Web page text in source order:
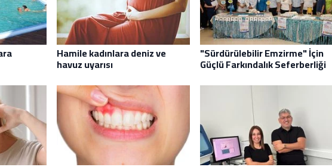
Hamile kadınlara deniz ve
havuz uyarısı
"Sürdürülebilir Emzirme" İçin
Güçlü Farkındalık Seferberliği